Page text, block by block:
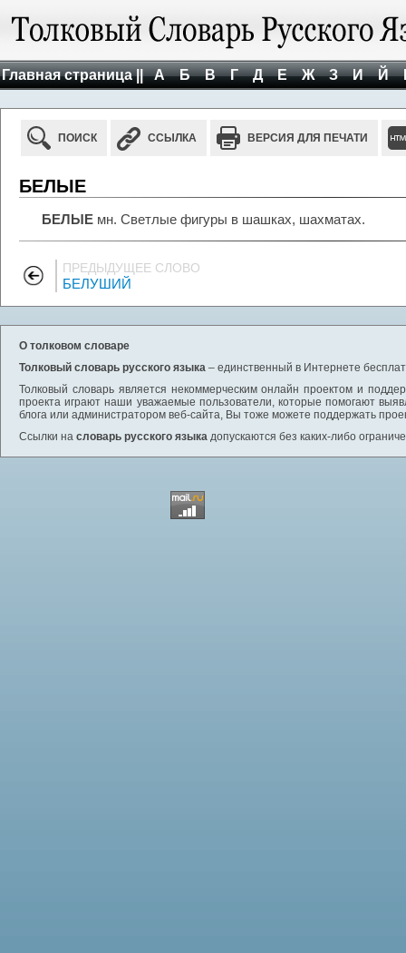
Главная страница || А Б В Г Д Е Ж З И Й
ПОИСК ССЫЛКА ВЕРСИЯ ДЛЯ ПЕЧАТИ
БЕЛЫЕ
БЕЛЫЕ мн. Светлые фигуры в шашках, шахматах.
ПРЕДЫДУЩЕЕ СЛОВО
БЕЛУШИЙ
О толковом словаре
Толковый словарь русского языка – единственный в Интернете
Толковый словарь является некоммерческим онлайн проектом и
проекта играют наши уважаемые пользователи, которые помогают
блога или администратором веб-сайта, Вы тоже можете поддержать
Ссылки на словарь русского языка допускаются без каких-либо